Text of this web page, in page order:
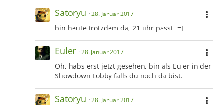
Satoryu 28. Januar 2017
bin heute trotzdem da, 21 uhr passt. =]
Euler 28. Januar 2017
Oh, habs erst jetzt gesehen, bin als Euler in der
Showdown Lobby falls du noch da bist.
Satoryu 28. Januar 2017